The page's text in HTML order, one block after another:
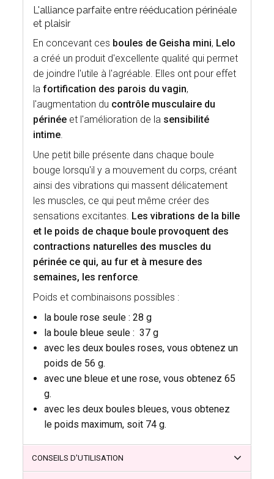
L'alliance parfaite entre rééducation périnéale
et plaisir
En concevant ces boules de Geisha mini, Lelo
a créé un produit d'excellente qualité qui permet
de joindre l'utile à l'agréable. Elles ont pour effet
lafortification des parois du vagin,
l'augmentation du contrôle musculaire du
périnée et l'amélioration de la sensibilité
intime.
Une petit bille présente dans chaque boule
bouge lorsqu'il y a mouvement du corps, créant
ainsi des vibrations qui massent délicatement
les muscles, ce qui peut même créer des
sensations excitantes. Les vibrations de la bille
et le poids de chaque boule provoquent des
contractions naturelles des muscles du
périnée ce qui, au fur et à mesure des
semaines, les renforce.
Poids et combinaisons possibles :
la boule rose seule : 28 g
la boule bleue seule : 37 g
avec les deux boules roses, vous obtenez un
poids de 56 g.
avec une bleue et une rose, vous obtenez 65
g.
avec les deux boules bleues, vous obtenez
le poids maximum, soit 74 g.
CONSEILS D'UTILISATION